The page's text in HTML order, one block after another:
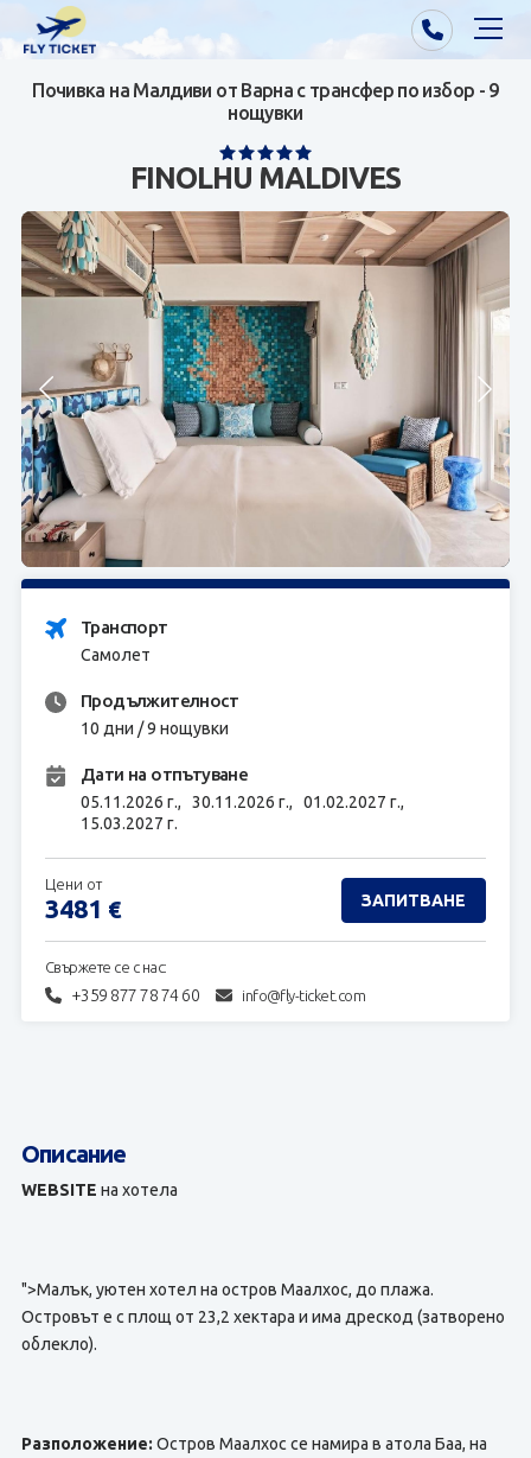
Почивки от Варна
Почивки от София/Пловдив/Бургас
Самолетни билети
Контакти
За нас
Почивка на Малдиви от Варна с трансфер по избор - 9
нощувки
FINOLHU MALDIVES
Транспорт
Самолет
Продължителност
10 дни / 9 нощувки
Дати на отпътуване
05.11.2026 г., 30.11.2026 г., 01.02.2027 г.,
15.03.2027 г.
Свържете се с нас:
+359 877 78 74 60 info@fly-ticket.com
Цени от
3481 € ЗАПИТВАНЕ
Описание
WEBSITE на хотела
">Малък, уютен хотел на остров Маалхос, до плажа.
Островът е с площ от 23,2 хектара и има дрескод (затворено
облекло).
Разположение: Остров Маалхос се намира в атола Баа, на